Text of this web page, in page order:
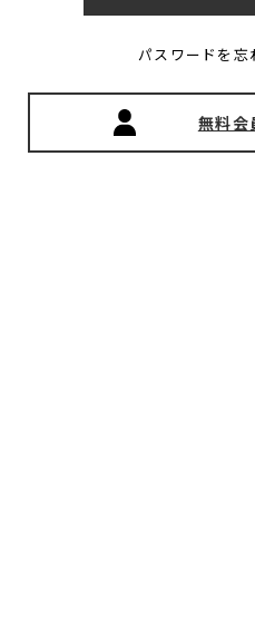
パスワードを忘
無料会